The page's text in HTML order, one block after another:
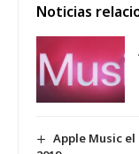
Noticias
Apple Music